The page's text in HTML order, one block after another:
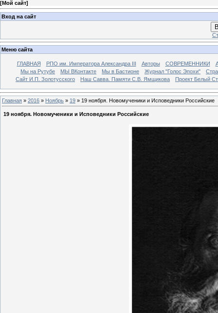
[Мой сайт]
Вход на сайт
Меню сайта
ГЛАВНАЯ РПО им. Императора Александра III Авторы СОВРЕМЕННИКИ
Мы на Рутубе
МЫ ВКонтакте Мы в Бастионе Журнал "Голос Эпохи"
Сайт И.П. Золотусского
Наш Савва. Памяти С.В. Ямщикова Проект Белый
Главная » 2016 » Ноябрь » 19 » 19 ноября. Новомученики и Исповедники Российские
19 ноября. Новомученики и Исповедники Российские